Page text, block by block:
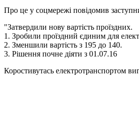
Про це у соцмережі повідомив
"Затвердили нову вартість проїздних.
1. Зробили проїздний єдиним для
2. Зменшили вартість з 195 до 140.
3. Рішення почне діяти з 01.07.16
Коростивутась електротранспортом